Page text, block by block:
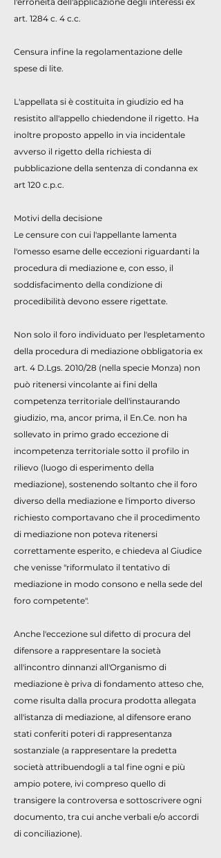
art. 1284 c. 4 c.c.
Censura infine la regolamentazione delle
spese di lite.
L'appellata si è costituita in giudizio ed ha
resistito all'appello chiedendone il rigetto. Ha
inoltre proposto appello in via incidentale
avverso il rigetto della richiesta di
pubblicazione della sentenza di condanna ex
art 120 c.p.c.
Motivi della decisione
Le censure con cui l'appellante lamenta
l'omesso esame delle eccezioni riguardanti la
procedura di mediazione e, con esso, il
soddisfacimento della condizione di
procedibilità devono essere rigettate.
Non solo il foro individuato per l'espletamento
della procedura di mediazione obbligatoria ex
art. 4 D.Lgs. 2010/28 (nella specie Monza) non
può ritenersi vincolante ai fini della
competenza territoriale dell'instaurando
giudizio, ma, ancor prima, il En.Ce. non ha
sollevato in primo grado eccezione di
incompetenza territoriale sotto il profilo in
rilievo (luogo di esperimento della
mediazione), sostenendo soltanto che il foro
diverso della mediazione e l'importo diverso
richiesto comportavano che il procedimento
di mediazione non poteva ritenersi
correttamente esperito, e chiedeva al Giudice
che venisse "riformulato il tentativo di
mediazione in modo consono e nella sede del
foro competente".
Anche l'eccezione sul difetto di procura del
difensore a rappresentare la società
all'incontro dinnanzi all'Organismo di
mediazione è priva di fondamento atteso che,
come risulta dalla procura prodotta allegata
all'istanza di mediazione, al difensore erano
stati conferiti poteri di rappresentanza
sostanziale (a rappresentare la predetta
società attribuendogli a tal fine ogni e più
ampio potere, ivi compreso quello di
transigere la controversa e sottoscrivere ogni
documento, tra cui anche verbali e/o accordi
di conciliazione).